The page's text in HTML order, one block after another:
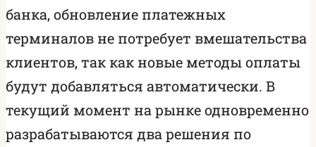
банка, обновление платежных
терминалов не потребует вмешательства
клиентов, так как новые методы оплаты
будут добавляться автоматически. В
текущий момент на рынке одновременно
разрабатываются два решения по